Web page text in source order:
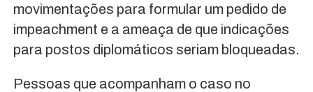
movimentações para formular um pedido de
impeachment e a ameaça de que indicações
para postos diplomáticos seriam bloqueadas.
Pessoas que acompanham o caso no